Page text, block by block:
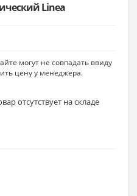
Linea
могут не совпадать ввиду
цену у менеджера.
отсутствует на складе